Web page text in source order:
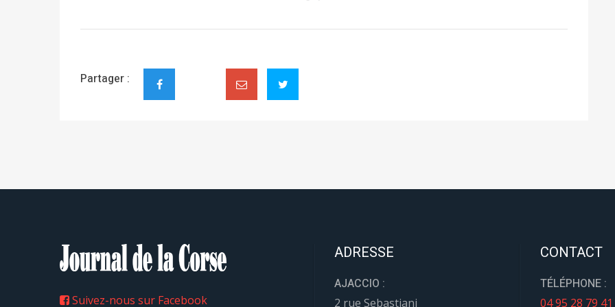
Partager :
Suivez-nous sur Facebook
ADRESSE
AJACCIO :
2 rue Sebastiani
CONTACT
TÉLÉPHONE :
04 95 28 79 41